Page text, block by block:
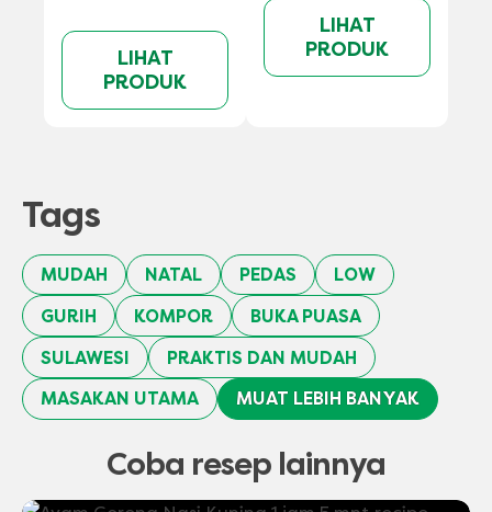
LIHAT
PRODUK
LIHAT
PRODUK
Tags
MUDAH NATAL PEDAS
LOW
GURIH
KOMPOR
BUKA PUASA
SULAWESI
PRAKTIS DAN MUDAH
MASAKAN UTAMA
MUAT LEBIH BANYAK
Coba resep lainnya